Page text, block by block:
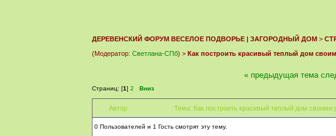
ДЕРЕВЕНСКИЙ ФОРУМ ВЕСЕЛОЕ ПОДВОРЬЕ | ЗАГОРОДНЫЙ ДОМ >
(Модератор: Светлана-СПб) > Как построить красивый теплый дом
Страниц: [1] 2 Вниз
« предыдущая тема
Автор Тема: Как построить красивый теплый дом
0 Пользователей и 1 Гость смотрят эту тему.